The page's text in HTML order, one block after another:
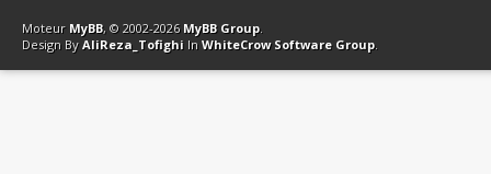
Moteur MyBB, © 2002-2026 MyBB Group.
Design By AliReza_Tofighi In WhiteCrow Software Group.